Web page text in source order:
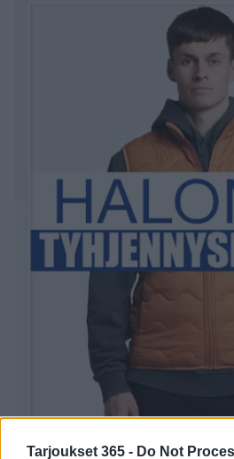
Tarjoukset 365 - Do Not